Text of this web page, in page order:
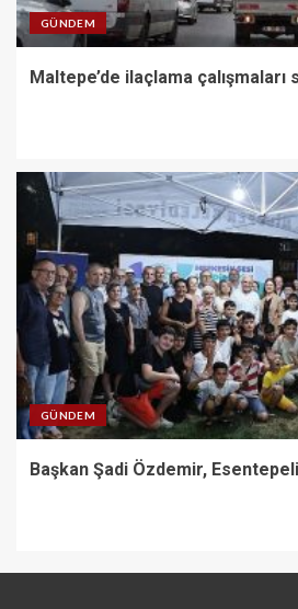
GÜNDEM
Maltepe’de ilaçlama çalışmaları
GÜNDEM
Başkan Şadi Özdemir,